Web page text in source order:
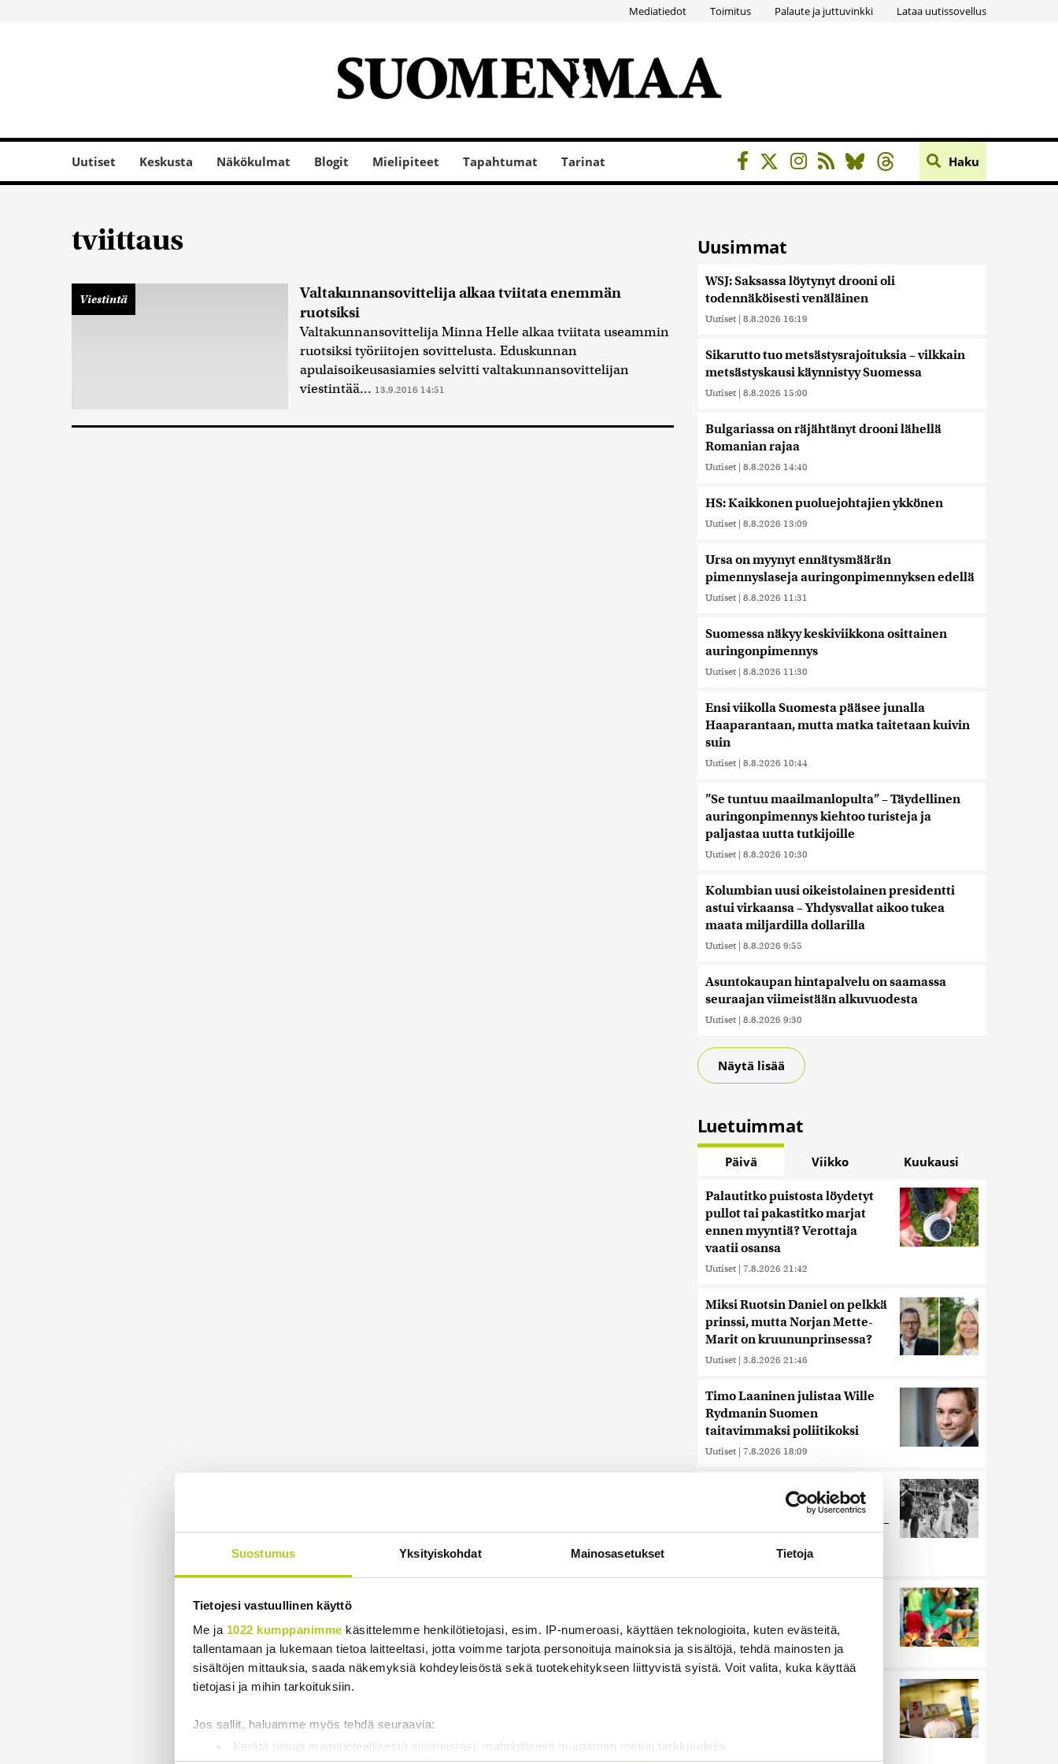
Suostumus Yksityiskohdat Mainosasetukset Tietoja
Tietojesi vastuullinen käyttö
Me ja 1022 kumppanimme käsittelemme henkilötietojasi, esim. IP-numeroasi, käyttäen teknologioita, kuten evästeitä,
tallentamaan ja lukemaan tietoa laitteeltasi, jotta voimme tarjota personoituja mainoksia ja sisältöjä, tehdä mainosten ja
sisältöjen mittauksia, saada näkemyksiä kohdeyleisöstä sekä tuotekehitykseen liittyvistä syistä. Voit valita, kuka käyttää
tietojasi ja mihin tarkoituksiin.
Jos sallit, haluamme myös tehdä seuraavia:
Kerätä tietoja maantieteellisestä sijainnistasi, mahdollisesti muutaman metrin tarkkuudella
Mediatiedot Toimitus Palaute ja juttuvinkki Lataa uutissovellus
Uutiset Keskusta Näkökulmat Blogit Mielipiteet Tapahtumat Tarinat Haku
tviittaus
Viestintä
Valtakunnansovittelija alkaa tviitata enemmän
ruotsiksi
Valtakunnansovittelija Minna Helle alkaa tviitata useammin
ruotsiksi työriitojen sovittelusta. Eduskunnan
apulaisoikeusasiamies selvitti valtakunnansovittelijan
viestintää... 13.9.2016 14:51
Uusimmat
WSJ: Saksassa löytynyt drooni oli
todennäköisesti venäläinen
Uutiset | 8.8.2026 16:19
Sikarutto tuo metsästysrajoituksia – vilkkain
metsästyskausi käynnistyy Suomessa
Uutiset | 8.8.2026 15:00
Bulgariassa on räjähtänyt drooni lähellä
Romanian rajaa
Uutiset | 8.8.2026 14:40
HS: Kaikkonen puoluejohtajien ykkönen
Uutiset | 8.8.2026 13:09
Ursa on myynyt ennätysmäärän
pimennyslaseja auringonpimennyksen edellä
Uutiset | 8.8.2026 11:31
Suomessa näkyy keskiviikkona osittainen
auringonpimennys
Uutiset | 8.8.2026 11:30
Ensi viikolla Suomesta pääsee junalla
Haaparantaan, mutta matka taitetaan kuivin
suin
Uutiset | 8.8.2026 10:44
”Se tuntuu maailmanlopulta” – Täydellinen
auringonpimennys kiehtoo turisteja ja
paljastaa uutta tutkijoille
Uutiset | 8.8.2026 10:30
Kolumbian uusi oikeistolainen presidentti
astui virkaansa – Yhdysvallat aikoo tukea
maata miljardilla dollarilla
Uutiset | 8.8.2026 9:55
Asuntokaupan hintapalvelu on saamassa
seuraajan viimeistään alkuvuodesta
Uutiset | 8.8.2026 9:30
Näytä lisää
Luetuimmat
Päivä Viikko Kuukausi
Palautitko puistosta löydetyt
pullot tai pakastitko marjat
ennen myyntiä? Verottaja
vaatii osansa
Uutiset | 7.8.2026 21:42
Miksi Ruotsin Daniel on pelkkä
prinssi, mutta Norjan Mette-
Marit on kruununprinsessa?
Uutiset | 3.8.2026 21:46
Timo Laaninen julistaa Wille
Rydmanin Suomen
taitavimmaksi poliitikoksi
Uutiset | 7.8.2026 18:09
Juutalainen miekkailija voitti
natseille mitalin ja kohotti
kätensä Hitler-tervehdykseen –
6.8.2026 21:31
”Hittitrendi”
Uutiset | 5.8.2026 21:21
tutkimus
Uutiset | 5.8.2026 22:01